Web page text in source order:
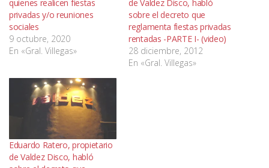
quienes realicen fiestas
privadas y/o reuniones
sociales
9 octubre, 2020
En «Gral. Villegas»
de Valdez Disco, habló
sobre el decreto que
reglamenta fiestas privadas
rentadas -PARTE I- (video)
28 diciembre, 2012
En «Gral. Villegas»
Eduardo Ratero, propietario
de Valdez Disco, habló